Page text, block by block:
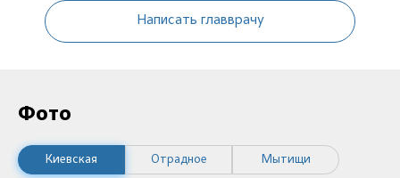
Написать главврачу
Фото
Киевская Отрадное Мытищи